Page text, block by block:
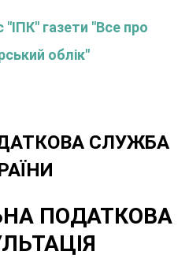
газети "Все про
облік"
СЛУЖБА
ПОДАТКОВА